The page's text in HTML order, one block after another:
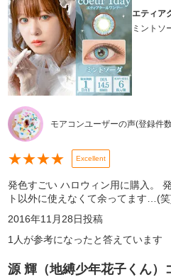
エティア
ミントソ
モアコンユーザーの声(登録件
★★★★ Excellent
発色すごい ハロウィン用に購入。
ト以外に使えなくて余ってます…(
2016年11月28日投稿
1 人が参考になったと答えています
源 輝（地縛少年花子くん）